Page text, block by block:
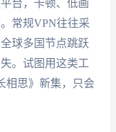
台，卡顿、低画
常规VPN往往采
球多国节点跳跃
。试图用这类工
相思》新集，只会